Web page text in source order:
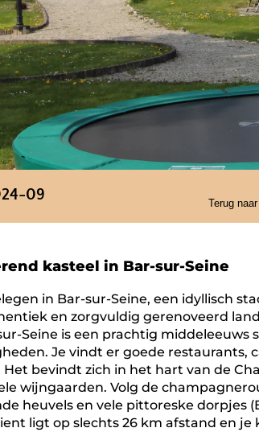
09 Terug
kasteel in Bar-sur-Seine
in Bar-sur-Seine, een idyllisch
en zorgvuldig gerenoveerd
Seine is een prachtig middeleeuws
Je vindt er goede restaurants,
bevindt zich in het hart van de
wijngaarden. Volg de
heuvels en vele pittoreske dorpjes
ligt op slechts 26 km afstand en